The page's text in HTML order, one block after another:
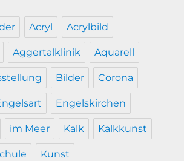
Acryl Acrylbild
Aggertalklinik Aquarell
Bilder Corona
Engelskirchen
im Meer Kalk Kalkkunst
Kunst